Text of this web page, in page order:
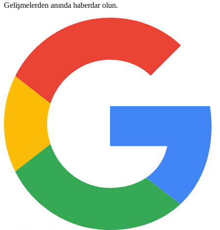
Gelişmelerden anında haberdar olun.